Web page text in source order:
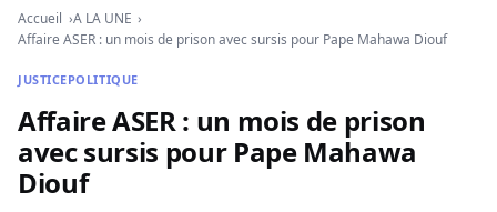
Accueil
A LA UNE
Affaire ASER : un mois de prison avec sursis pour Pape Mahawa Diouf
JUSTICEPOLITIQUE
Affaire ASER : un mois de prison
avec sursis pour Pape Mahawa
Diouf